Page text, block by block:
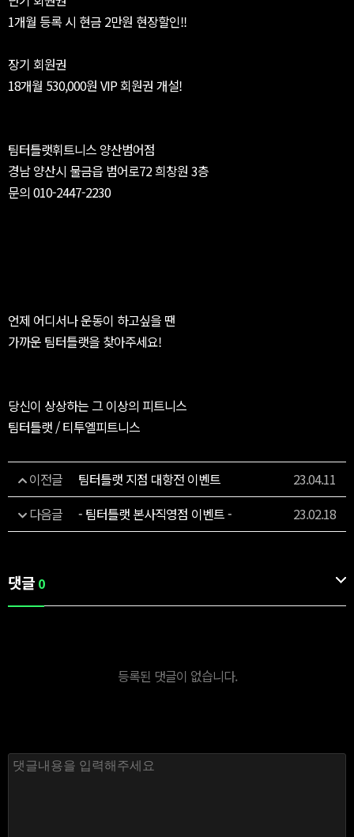
1개월 등록 시 현금 2만원 현장할인!!
장기 회원권
18개월 530,000원 VIP 회원권 개설!
팀터틀랫휘트니스 양산범어점
경남 양산시 물금읍 범어로72 희창원 3층
문의 010-2447-2230
언제 어디서나 운동이 하고싶을 땐
가까운 팀터틀랫을 찾아주세요!
당신이 상상하는 그 이상의 피트니스
팀터틀랫 / 티투엘피트니스
이전글 팀터틀랫 지점 대항전 이벤트
23.04.11
다음글
- 팀터틀랫 본사직영점 이벤트 - 23.02.18
댓글 0
등록된 댓글이 없습니다.